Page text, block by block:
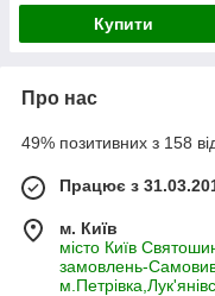
Купити
Про нас
49% позитивних з 158
Працює з
м. Київ
місто Київ
замовлень-